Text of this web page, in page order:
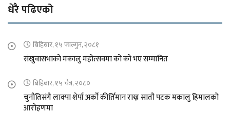
धेरै पढिएको
बिहिबार, १५ फाल्गुन, २०८१
संखुवासभाको मकालु महोत्सवमा को को भए सम्मानित
बिहिबार, १५ चैत्र, २०८०
चुनौतिसंगै लाक्पा शेर्पा अर्को कीर्तिमान राख्न सातौ पटक मकालु हिमालको
आरोहणमा